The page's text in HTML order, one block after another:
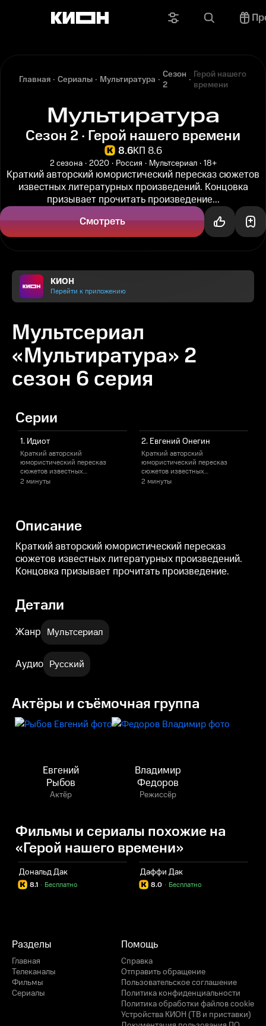
Главная Сериалы Мультиратура
Сезон
2
Герой нашего
времени
Мультиратура
Сезон 2 · Герой нашего времени
8.6КП 8.6
2 сезона 2020 Россия Мультсериал 18+
Краткий авторский юмористический пересказ сюжетов
известных литературных произведений. Концовка
призывает прочитать произведение...
Смотреть
КИОН
Перейти к приложению
Мультсериал
«Мультиратура» 2
сезон 6 серия
Серии
1. Идиот
Краткий авторский
юмористический пересказ
сюжетов известных
литературных произведений.
2 минуты
2. Евгений Онегин
Краткий авторский
юмористический пересказ
сюжетов известных
литературных произведений.
2 минуты
Описание
Краткий авторский юмористический пересказ
сюжетов известных литературных произведений.
Концовка призывает прочитать произведение.
Детали
Жанр Мультсериал
Аудио Русский
Актёры и съёмочная группа
Евгений
Рыбов
Актёр
Владимир
Федоров
Режиссёр
Фильмы и сериалы похожие на
«Герой нашего времени»
Дональд Дак
8.1 Бесплатно
·
Даффи Дак
8.0 Бесплатно
·
Разделы
Главная
Телеканалы
Фильмы
Сериалы
Помощь
Справка
Отправить обращение
Пользовательское соглашение
Политика конфиденциальности
Политика обработки файлов cookie
Устройства КИОН (ТВ и приставки)